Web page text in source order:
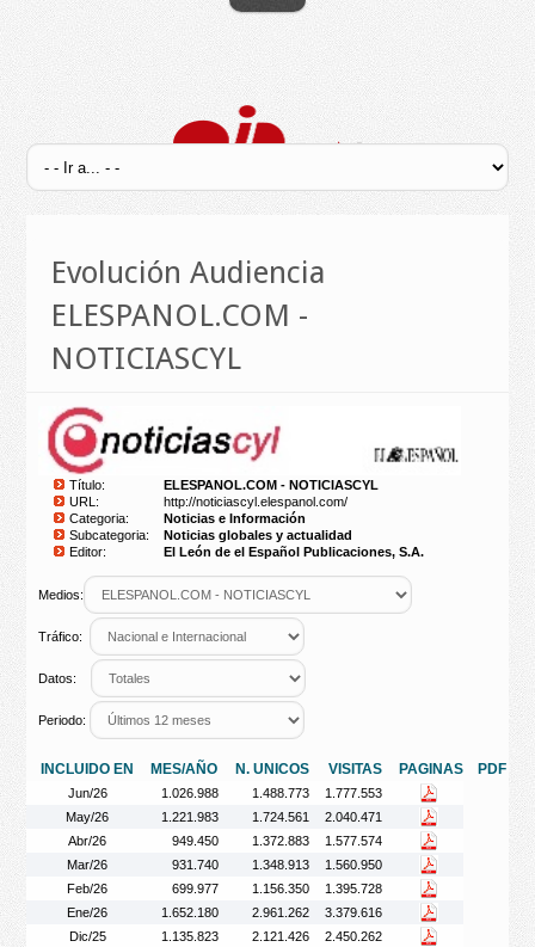
Evolución Audiencia
ELESPANOL.COM -
NOTICIASCYL
Título:
ELESPANOL.COM - NOTICIASCYL
URL:
http://noticiascyl.elespanol.com/
Categoria:
Noticias e Información
Subcategoria:
Noticias globales y actualidad
Editor:
El León de el Español Publicaciones, S.A.
Medios:
Tráfico:
Datos:
Periodo:
INCLUIDO EN MES/AÑO N. UNICOS VISITAS PAGINAS PDF
Jun/26 1.026.988 1.488.773
1.777.553
May/26
1.221.983 1.724.561
2.040.471
Abr/26
949.450 1.372.883
1.577.574
Mar/26
931.740 1.348.913
1.560.950
Feb/26
699.977 1.156.350
1.395.728
Ene/26
1.652.180 2.961.262
3.379.616
Dic/25
1.135.823 2.121.426
2.450.262